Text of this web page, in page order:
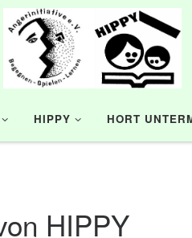
HIPPY HORT
HIPPY